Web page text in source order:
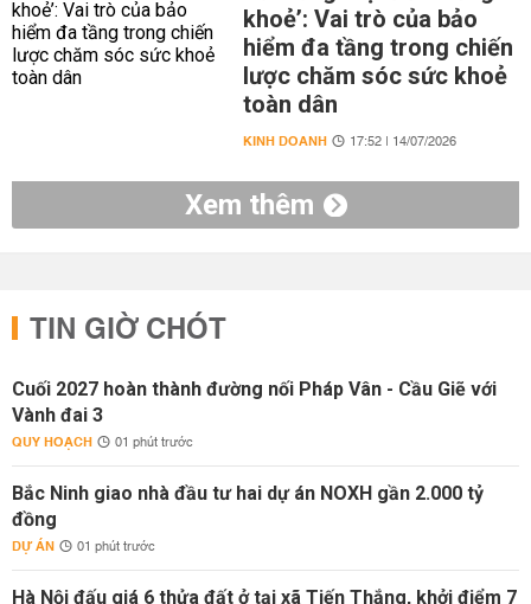
khoẻ’: Vai trò của bảo
hiểm đa tầng trong chiến
lược chăm sóc sức khoẻ
toàn dân
KINH DOANH 17:52 | 14/07/2026
Xem thêm
TIN GIỜ CHÓT
Cuối 2027 hoàn thành đường nối Pháp Vân - Cầu Giẽ với
Vành đai 3
QUY HOẠCH 01 phút trước
Bắc Ninh giao nhà đầu tư hai dự án NOXH gần 2.000 tỷ
đồng
DỰ ÁN 01 phút trước
Hà Nội đấu giá 6 thửa đất ở tại xã Tiến Thắng, khởi điểm 7